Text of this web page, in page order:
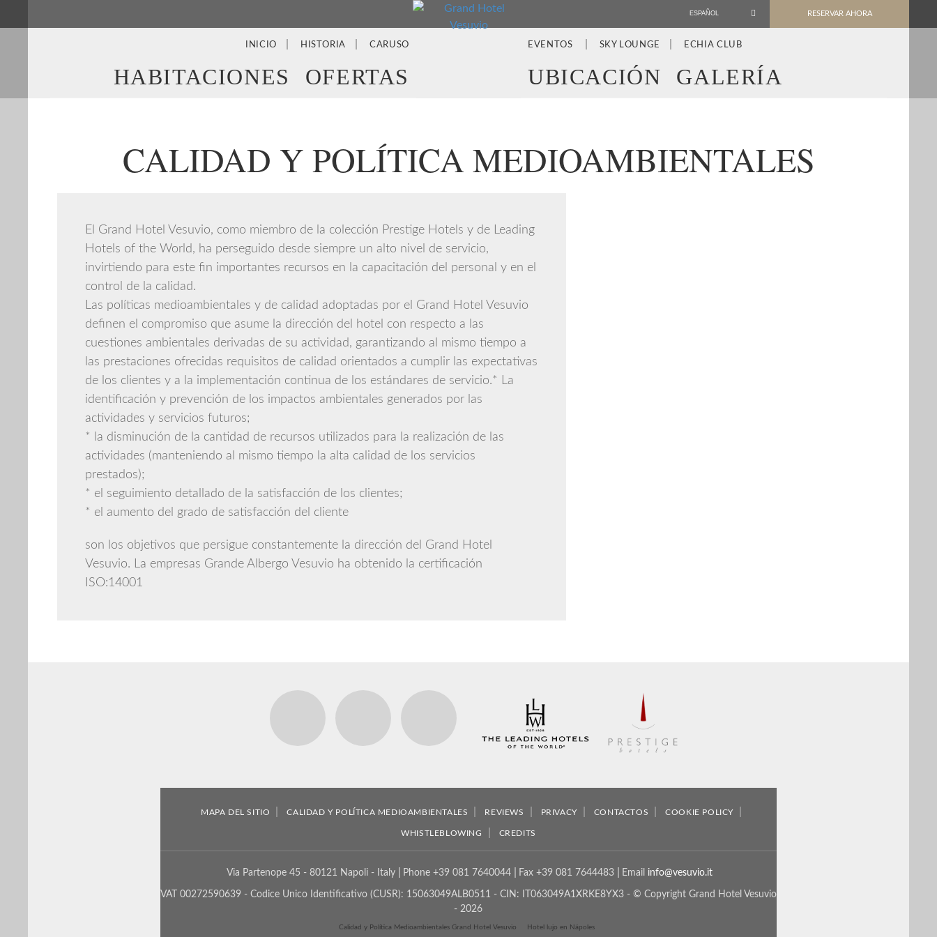
RESERVAR AHORA
ESPAÑOL
INICIO HISTORIA CARUSO EVENTOS SKY LOUNGE ECHIA CLUB
HABITACIONES OFERTAS UBICACIÓN GALERÍA
CALIDAD Y POLÍTICA MEDIOAMBIENTALES
El Grand Hotel Vesuvio, como miembro de la colección Prestige Hotels y de Leading
Hotels of the World, ha perseguido desde siempre un alto nivel de servicio,
invirtiendo para este fin importantes recursos en la capacitación del personal y en el
control de la calidad.
Las políticas medioambientales y de calidad adoptadas por el Grand Hotel Vesuvio
definen el compromiso que asume la dirección del hotel con respecto a las
cuestiones ambientales derivadas de su actividad, garantizando al mismo tiempo a
las prestaciones ofrecidas requisitos de calidad orientados a cumplir las expectativas
de los clientes y a la implementación continua de los estándares de servicio.* La
identificación y prevención de los impactos ambientales generados por las
actividades y servicios futuros;
* la disminución de la cantidad de recursos utilizados para la realización de las
actividades (manteniendo al mismo tiempo la alta calidad de los servicios
prestados);
* el seguimiento detallado de la satisfacción de los clientes;
* el aumento del grado de satisfacción del cliente
son los objetivos que persigue constantemente la dirección del Grand Hotel
Vesuvio. La empresas Grande Albergo Vesuvio ha obtenido la certificación
ISO:14001
MAPA DEL SITIO CALIDAD Y POLÍTICA MEDIOAMBIENTALES REVIEWS PRIVACY CONTACTOS COOKIE POLICY
WHISTLEBLOWING CREDITS
Via Partenope 45 - 80121 Napoli - Italy Phone+39 081 7640044 Fax+39 081 7644483 Email info@vesuvio.it
VAT
00272590639 - Codice Unico Identificativo (CUSR): 15063049ALB0511 - CIN: IT063049A1XRKE8YX3 - © Copyright Grand Hotel Vesuvio
- 2026
Calidad y Política Medioambientales Grand Hotel Vesuvio Hotel lujo en Nápoles